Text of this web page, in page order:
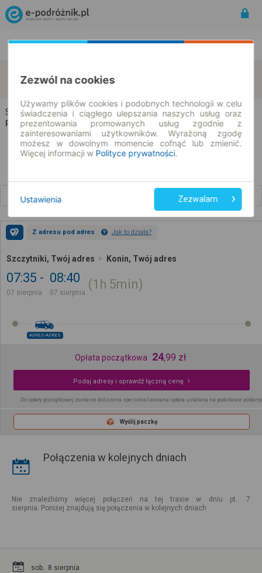
07.08.2026 | -- : --
Szczytniki → Konin
Rozkład jazdy i bilety
Z adresu pod adres Jak to działa?
Szczytniki, Twój adres Konin, Twój adres
07:35
07 sierpnia
08:40
07 sierpnia
1h 5min
ADRES-ADRES
Opłata początkowa 24,99 zł
Podaj adresy i sprawdź łączną cenę
Do opłaty początkowej zostanie doliczona spersonalizowana opłata ustalana na podstawie
Wyślij paczkę
Połączenia w kolejnych dniach
Nie znaleźliśmy więcej połączeń na tej trasie w dniu pt.. 7
sierpnia. Poniżej znajdują się połączenia w kolejnych dniach
sob.. 8 sierpnia
Zezwól na cookies
Używamy plików cookies i podobnych technologii w celu
świadczenia i ciągłego ulepszania naszych usług oraz
prezentowania promowanych usług zgodnie z
zainteresowaniami użytkowników. Wyrażoną zgodę
możesz w dowolnym momencie cofnąć lub zmienić.
Więcej informacji w Polityce prywatności.
Ustawienia Zezwalam